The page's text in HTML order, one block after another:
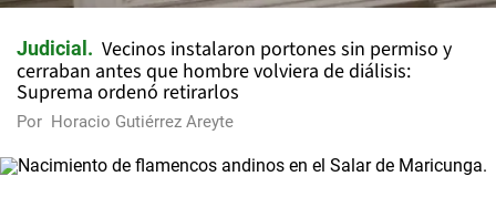
Judicial
Vecinos instalaron portones sin permiso y
cerraban antes que hombre volviera de diálisis:
Suprema ordenó retirarlos
Por Horacio Gutiérrez Areyte